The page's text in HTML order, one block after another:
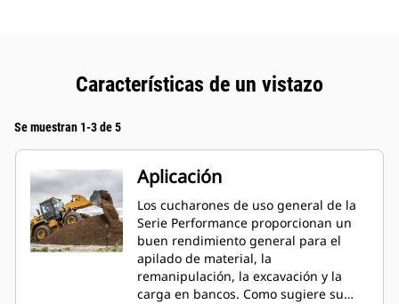
Características de un vistazo
Se muestran 1-3 de 5
Aplicación
Los cucharones de uso general de la
Serie Performance proporcionan un
buen rendimiento general para el
apilado de material, la
remanipulación, la excavación y la
carga en bancos. Como sugiere su